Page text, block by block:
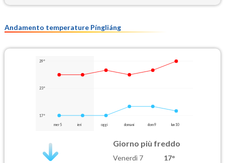
Andamento temperature Píngliáng
29°
23°
17°
mer 5 ieri oggi domani dom 9 lun 10
Giorno più freddo
Venerdì 7 17°